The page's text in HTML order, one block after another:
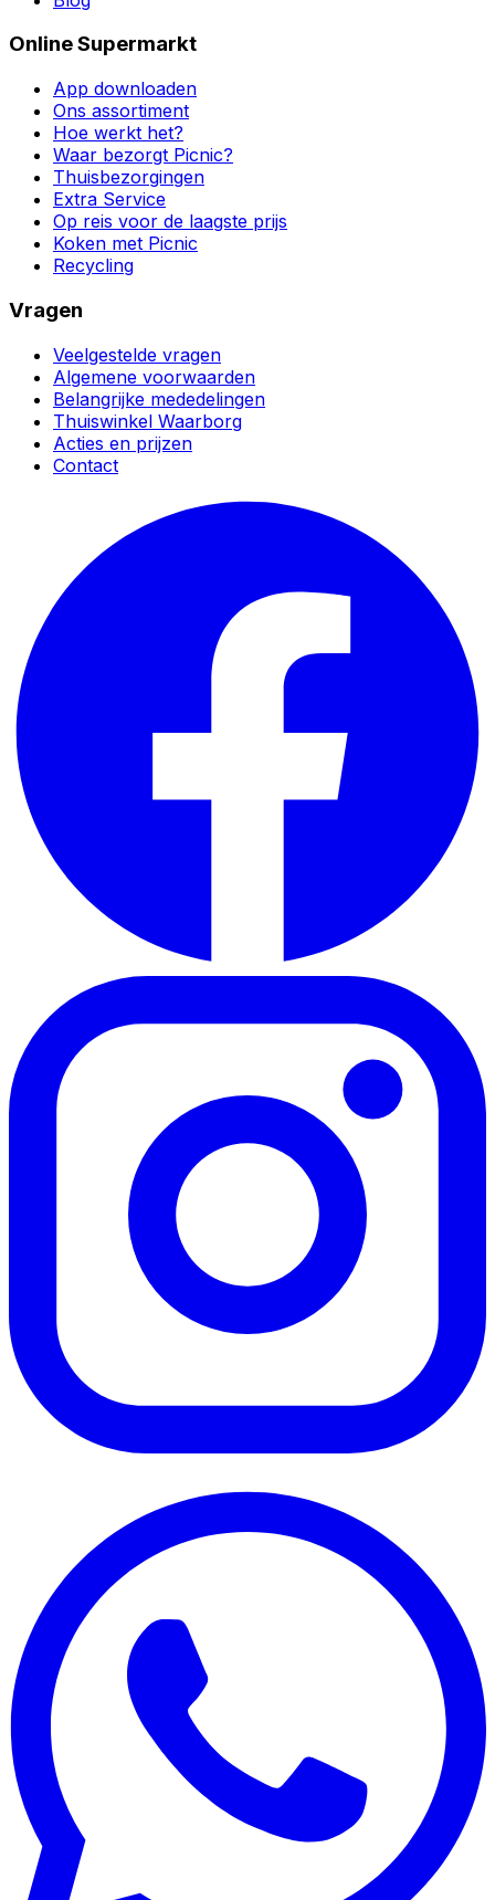
Online Supermarkt
App downloaden
Ons assortiment
Hoe werkt het?
Waar bezorgt Picnic?
Thuisbezorgingen
Extra Service
Op reis voor de laagste prijs
Koken met Picnic
Recycling
Vragen
Veelgestelde vragen
Algemene voorwaarden
Belangrijke mededelingen
Thuiswinkel Waarborg
Acties en prijzen
Contact